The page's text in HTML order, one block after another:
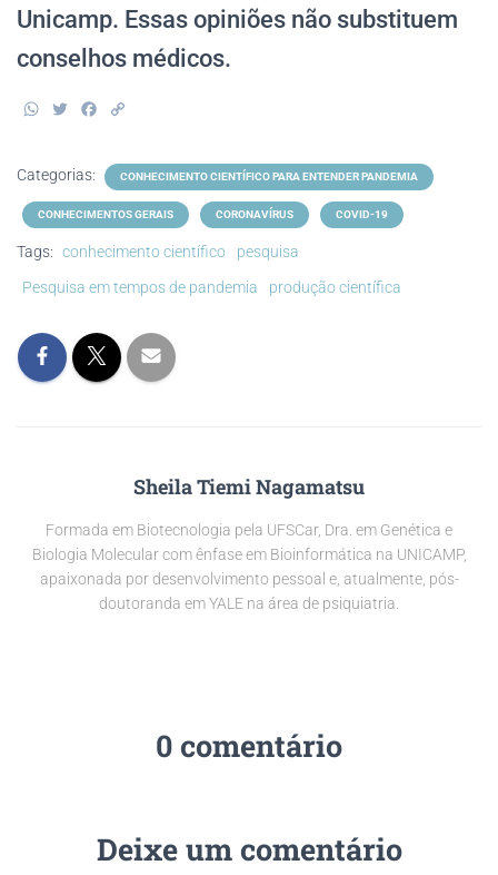
Unicamp. Essas opiniões não substituem
conselhos médicos.
W
t
A
p
p
t
e
r
e
b
o
o
k
y
L
i
n
k
Categorias: CONHECIMENTO CIENTÍFICO PARA ENTENDER PANDEMIA
CONHECIMENTOS GERAIS CORONAVÍRUS COVID-19
Tags: conhecimento científico
pesquisa
Pesquisa em tempos de pandemia
produção científica
Sheila Tiemi Nagamatsu
Formada em Biotecnologia pela UFSCar, Dra. em Genética e
Biologia Molecular com ênfase em Bioinformática na UNICAMP,
apaixonada por desenvolvimento pessoal e, atualmente, pós-
doutoranda em YALE na área de psiquiatria.
0 comentário
Deixe um comentário